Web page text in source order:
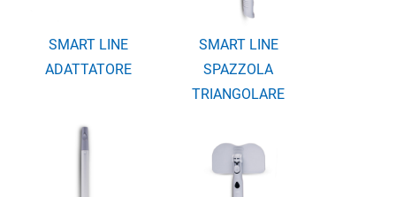
SMART LINE
ADATTATORE
SMART LINE
SPAZZOLA
TRIANGOLARE